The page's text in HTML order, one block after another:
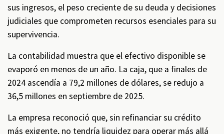
sus ingresos, el peso creciente de su deuda y decisiones
judiciales que comprometen recursos esenciales para su
supervivencia.
La contabilidad muestra que el efectivo disponible se
evaporó en menos de un año. La caja, que a finales de
2024 ascendía a 79,2 millones de dólares, se redujo a
36,5 millones en septiembre de 2025.
La empresa reconoció que, sin refinanciar su crédito
más exigente, no tendría liquidez para operar más allá